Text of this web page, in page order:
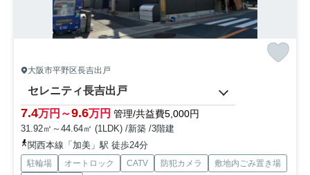
大阪市平野区長吉出戸
セレニティ長吉出戸
7.4万円～9.6万円 管理/共益費5,000円
31.92㎡～44.64㎡ (1LDK) /新築 /3階建
関西本線「加美」駅 徒歩24分
駐輪場 オートロック CATV 防犯カメラ
敷地内ごみ置き場